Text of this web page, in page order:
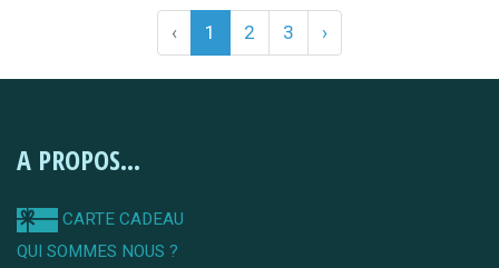
‹ 1 2 3 ›
A PROPOS...
CARTE CADEAU
QUI SOMMES NOUS ?